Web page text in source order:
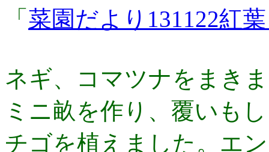
「 菜園だより131122紅
ネギ、コマツナをまき
ミニ畝を作り、覆いも
チゴを植えました。エ